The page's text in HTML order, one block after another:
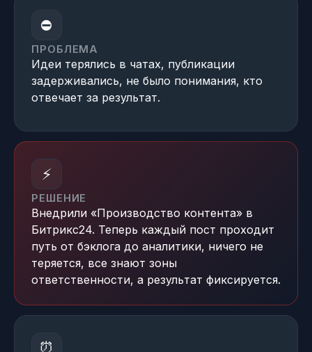
⛔
ПРОБЛЕМА
Идеи терялись в чатах, публикации
задерживались, не было понимания, кто
отвечает за результат.
⚡
РЕШЕНИЕ
Внедрили «Производство контента» в
Битрикс24. Теперь каждый пост проходит
путь от бэклога до аналитики, ничего не
теряется, все знают зоны
ответственности, а результат фиксируется.
⏰